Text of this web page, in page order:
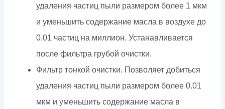
удаления частиц пыли размером более 1 мкм
и уменьшить содержание масла в воздухе до
0.01 частиц на миллион. Устанавливается
после фильтра грубой очистки.
Фильтр тонкой очистки. Позволяет добиться
удаления частиц пыли размером более 0.01
мкм и уменьшить содержание масла в